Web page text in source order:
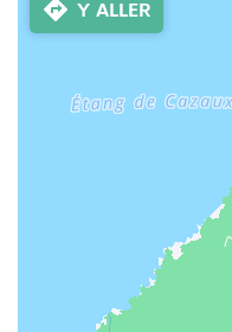
Y ALLER